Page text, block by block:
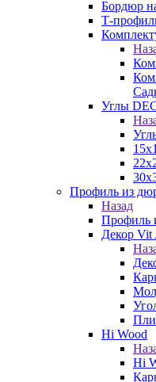
Бордюр
Т-
Углы
Профиль из
Назад
Профиль
Декор Vit
Hi Wood
Hi